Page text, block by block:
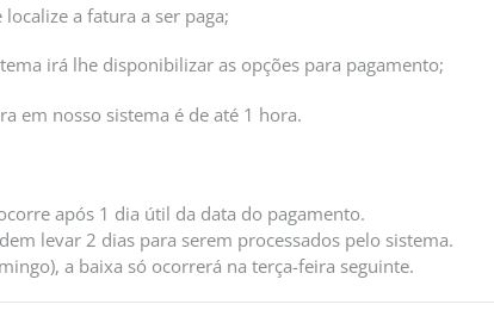
localize a fatura a ser paga;
irá lhe disponibilizar as opções para pagamento;
em nosso sistema é de até 1 hora.
após 1 dia útil da data do pagamento.
levar 2 dias para serem processados pelo sistema.
a baixa só ocorrerá na terça-feira seguinte.